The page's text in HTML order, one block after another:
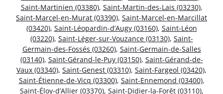
Saint-Martinien (03380), Saint-Martin-des-Lais (03230),
Saint-Marcel-en-Murat (03390), Saint-Marcel-en-Marcillat
(03420), Saint-Léopardin-d’Augy (03160), Saint-Léon
(03220), Saint-Léger-sur-Vouzance (03130), Saint-
Germain-des-Fossés (03260), Saint-Germain-de-Salles
(03140), Saint-Gérand-le-Puy (03150), Saint-Gérand-de-
Vaux (03340), Saint-Genest (03310), Saint-Fargeol (03420),
Saint-Étienne-de-Vicq (03300), Saint-Ennemond (03400),
Saint-Éloy-d’Allier (03370), Saint-Didier-la-Forêt (03110),